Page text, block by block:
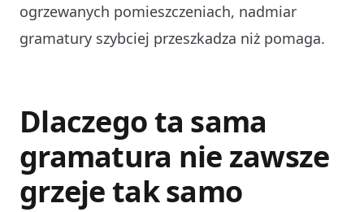
ogrzewanych pomieszczeniach, nadmiar
gramatury szybciej przeszkadza niż pomaga.
Dlaczego ta sama
gramatura nie zawsze
grzeje tak samo